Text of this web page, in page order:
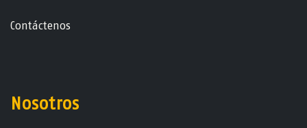
Contáctenos
Nosotros